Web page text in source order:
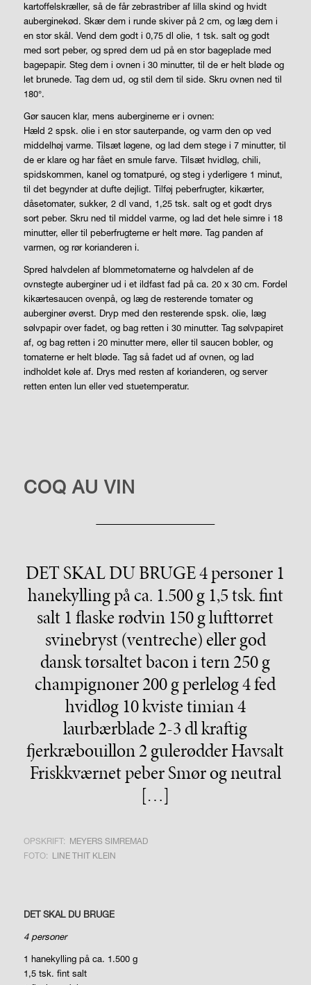
kartoffelskræller, så de får zebrastriber af lilla skind og hvidt
auberginekød. Skær dem i runde skiver på 2 cm, og læg dem i
en stor skål. Vend dem godt i 0,75 dl olie, 1 tsk. salt og godt
med sort peber, og spred dem ud på en stor bageplade med
bagepapir. Steg dem i ovnen i 30 minutter, til de er helt bløde og
let brunede. Tag dem ud, og stil dem til side. Skru ovnen ned til
180°.
Gør saucen klar, mens auberginerne er i ovnen:
Hæld 2 spsk. olie i en stor sauterpande, og varm den op ved
middelhøj varme. Tilsæt løgene, og lad dem stege i 7 minutter, til
de er klare og har fået en smule farve. Tilsæt hvidløg, chili,
spidskommen, kanel og tomatpuré, og steg i yderligere 1 minut,
til det begynder at dufte dejligt. Tilføj peberfrugter, kikærter,
dåsetomater, sukker, 2 dl vand, 1,25 tsk. salt og et godt drys
sort peber. Skru ned til middel varme, og lad det hele simre i 18
minutter, eller til peberfrugterne er helt møre. Tag panden af
varmen, og rør korianderen i.
Spred halvdelen af blommetomaterne og halvdelen af de
ovnstegte auberginer ud i et ildfast fad på ca. 20 x 30 cm. Fordel
kikærtesaucen ovenpå, og læg de resterende tomater og
auberginer øverst. Dryp med den resterende spsk. olie, læg
sølvpapir over fadet, og bag retten i 30 minutter. Tag sølvpapiret
af, og bag retten i 20 minutter mere, eller til saucen bobler, og
tomaterne er helt bløde. Tag så fadet ud af ovnen, og lad
indholdet køle af. Drys med resten af korianderen, og server
retten enten lun eller ved stuetemperatur.
COQ AU VIN
DET SKAL DU BRUGE 4 personer 1
hanekylling på ca. 1.500 g 1,5 tsk. fint
salt 1 flaske rødvin 150 g lufttørret
svinebryst (ventreche) eller god
dansk tørsaltet bacon i tern 250 g
champignoner 200 g perleløg 4 fed
hvidløg 10 kviste timian 4
laurbærblade 2-3 dl kraftig
fjerkræbouillon 2 gulerødder Havsalt
Friskkværnet peber Smør og neutral
[…]
OPSKRIFT: MEYERS SIMREMAD
FOTO: LINE THIT KLEIN
DET SKAL DU BRUGE
4 personer
1 hanekylling på ca. 1.500 g
1,5 tsk. fint salt